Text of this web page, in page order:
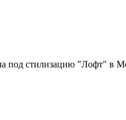
под стилизацию "Лофт" в